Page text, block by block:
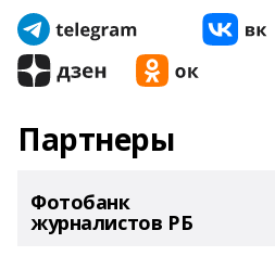
Партнеры
Фотобанк
журналистов РБ